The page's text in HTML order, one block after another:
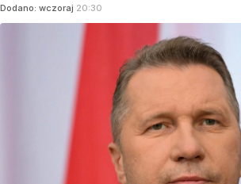
Dodano: wczoraj 20:30